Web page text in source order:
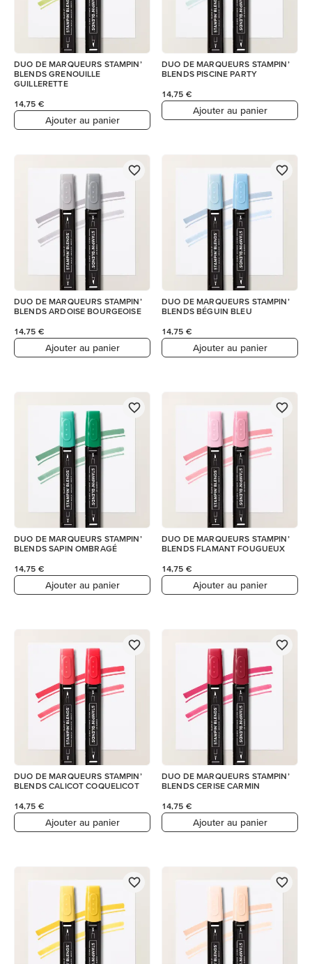
DUO DE MARQUEURS STAMPIN’
BLENDS GRENOUILLE
GUILLERETTE
14,75 €
Ajouter au panier
DUO DE MARQUEURS STAMPIN’
BLENDS PISCINE PARTY
14,75 €
Ajouter au panier
DUO DE MARQUEURS STAMPIN’
BLENDS ARDOISE BOURGEOISE
14,75 €
Ajouter au panier
DUO DE MARQUEURS STAMPIN’
BLENDS BÉGUIN BLEU
14,75 €
Ajouter au panier
DUO DE MARQUEURS STAMPIN’
BLENDS SAPIN OMBRAGÉ
14,75 €
Ajouter au panier
DUO DE MARQUEURS STAMPIN’
BLENDS FLAMANT FOUGUEUX
14,75 €
Ajouter au panier
DUO DE MARQUEURS STAMPIN’
BLENDS CALICOT COQUELICOT
14,75 €
Ajouter au panier
DUO DE MARQUEURS STAMPIN’
BLENDS CERISE CARMIN
14,75 €
Ajouter au panier